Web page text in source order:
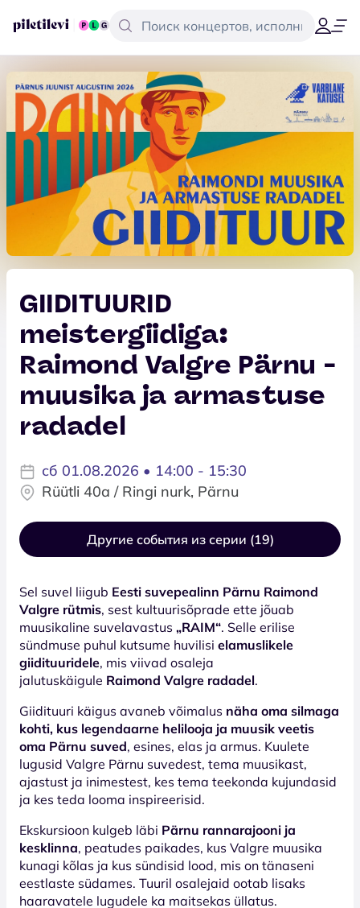
GIIDITUURID
meistergiidiga:
Raimond Valgre Pärnu -
muusika ja armastuse
radadel
сб 01.08.2026 • 14:00 - 15:30
Rüütli 40a / Ringi nurk, Pärnu
Другие события из серии (19)
Sel suvel liigub Eesti suvepealinn Pärnu Raimond
Valgre rütmis, sest kultuurisõprade ette jõuab
muusikaline suvelavastus „RAIM“. Selle erilise
sündmuse puhul kutsume huvilisi elamuslikele
giidituuridele, mis viivad osaleja
jalutuskäigule Raimond Valgre radadel.
Giidituuri käigus avaneb võimalus näha oma silmaga
kohti, kus legendaarne helilooja ja muusik veetis
oma Pärnu suved, esines, elas ja armus. Kuulete
lugusid Valgre Pärnu suvedest, tema muusikast,
ajastust ja inimestest, kes tema teekonda kujundasid
ja kes teda looma inspireerisid.
Ekskursioon kulgeb läbi Pärnu rannarajooni ja
kesklinna, peatudes paikades, kus Valgre muusika
kunagi kõlas ja kus sündisid lood, mis on tänaseni
eestlaste südames. Tuuril osalejaid ootab lisaks
haaravatele lugudele ka maitsekas üllatus.